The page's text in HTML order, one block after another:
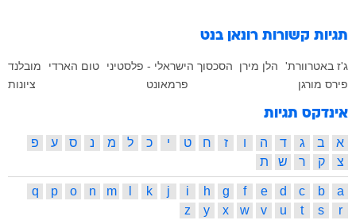
תגיות קשורות רונאן בנט
ג'ז באטרוורת' הלן מירן הסכסוך הישראלי - פלסטיני טום הארדי
מובלנד
פירס מורגן
פרמאונט ציונות
אינדקס תגיות
א ב ג ד ה ו ז ח ט י כ ל מ נ ס ע
פ
צ
ק ר ש ת
a
b
c
d
e
f
g
h
i
j
k
m
n
o
p
q
r
s
t
u
v
w
x
y
z